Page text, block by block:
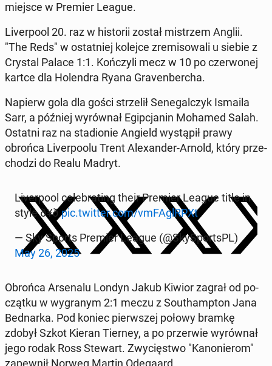
miejsce w Premier League.
Li­ver­po­ol 20. raz w hi­sto­rii został mi­strzem Anglii.
"The Reds" w ostat­niej kolejce zre­mi­so­wa­li u siebie z
Crystal Palace 1:1. Koń­czy­li mecz w 10 po czer­wo­nej
kartce dla Ho­len­dra Ryana Gra­ven­ber­cha.
Napierw gola dla gości strze­lił Se­ne­gal­czyk Ismaila
Sarr, a później wy­rów­nał Egip­cja­nin Mohamed Salah.
Ostatni raz na sta­dio­nie Angield wy­stą­pił prawy
obrońca Li­ver­po­olu Trent Ale­xan­der-Arnold, który prze­
cho­dzi do Realu Madryt.
Li­ver­po­ol ce­le­bra­ting their Premier League title in
style ð¥ðpic.twitter.com/vmFA­glR­PXt
— Sky Sports Premier League (@Sky­Sport­sPL)
May 26, 2025
Obrońca Ar­se­na­lu Londyn Jakub Kiwior zagrał od po­
cząt­ku w wy­gra­nym 2:1 meczu z So­uthamp­ton Jana
Bed­nar­ka. Pod koniec pierw­szej połowy bramkę
zdobył Szkot Kieran Tierney, a po prze­rwie wy­rów­nał
jego rodak Ross Stewart. Zwy­cię­stwo "Ka­no­nie­rom"
za­pew­nił Norweg Martin Ode­ga­ard.